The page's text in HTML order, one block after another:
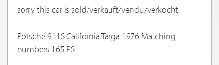
sorry this car is sold/verkauft/vendu/verkocht
Porsche 911S California Targa 1976 Matching
numbers 165 PS